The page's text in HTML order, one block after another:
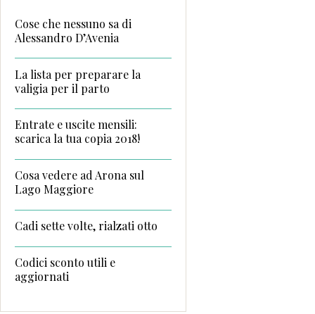
Cose che nessuno sa di
Alessandro D’Avenia
La lista per preparare la
valigia per il parto
Entrate e uscite mensili:
scarica la tua copia 2018!
Cosa vedere ad Arona sul
Lago Maggiore
Cadi sette volte, rialzati otto
Codici sconto utili e
aggiornati